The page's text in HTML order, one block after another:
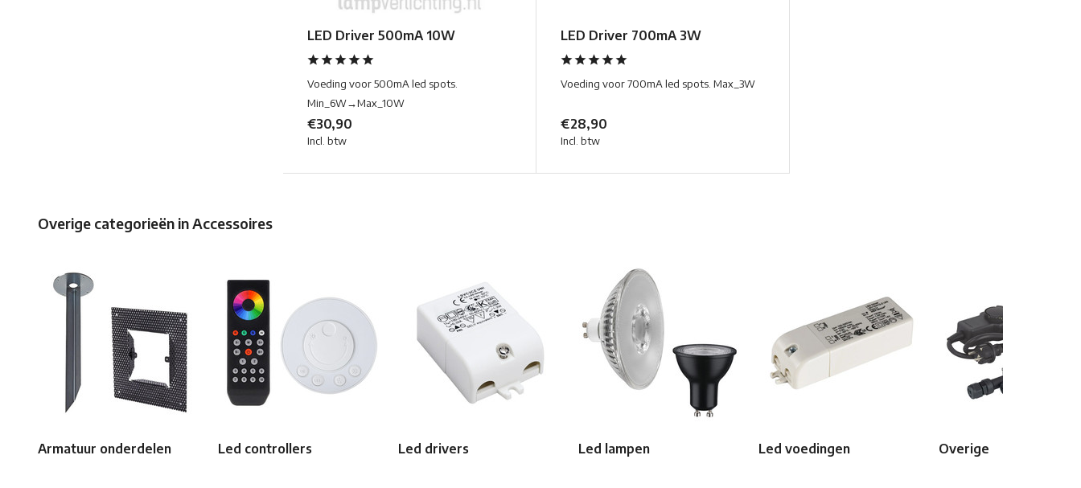
LED Driver 500mA 10W
Voeding voor 500mA led spots.
Min_6W→Max_10W
€30,90
Incl. btw
LED Driver 700mA 3W
Voeding voor 700mA led spots. Max_3W
€28,90
Incl. btw
Overige categorieën in Accessoires
Armatuur onderdelen Led controllers Led drivers Led lampen Led voedingen Overige